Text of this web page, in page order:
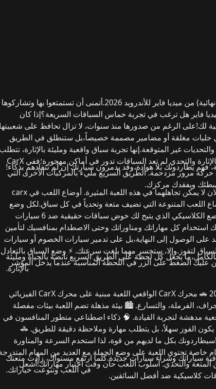
من ميديا فاير للأندرويد 2026.
أتمنى أن تستمتعوا بها وتشاركوها
هل ترغب في تجربة حماس السباقات السريعة؟إذا كان
لك!على الرغم من صدورها منذ سنوات، لا تزال تحافظ على شعبيتها
حلبات مغلقة أو مضامير مصممة خصيصاً،بل ستنطلق في الطريق
غير المتوقعة.إنها تجربة سباق واقعية ومليئة بالإثارة، تتطلب
والتحدي لم تعد السباقات تدور في أماكن مهجورة؛ففي CarX
مرور مزدحمة.الطريق السريع مليء بالمركبات الأخرى التي
ويفقدك مركزك.
يطاردونك بلا هوادة،وقد يدمرون سيارتك إن لم تتفادهم بذكاء!
لا يمكن تجاهلهما في هذه اللعبة المثيرة.
أوضاع اللعب في carx
اللعب المتنوعة التي تضيف متعة وتحدياً في كل سباق.لكل وضع
الوضع الكلاسيكي الذي يتيح لك خوض سباقات حقيقية ضد 6 سيارات
استخدام كل مهاراتك ومناوراتك وحتى الاصطدام بمنافسيك لتأمين
على الوصول إلى النهاية،بل على تدمير سيارات الخصوم أو سيارات
لتفوز.وإلا، ستخسر مهما بلغت سرعتك. ⚡ وضع السباق بالتعادل
عليك الضغط على الزر في اللحظة المناسبة عندما يدخل المؤشر
،ما يجعل كل لحظة على الطريق السريع نابضة بالحياة ومليئة
بالإثارة.
🚗 محرك CarX الواقعي اللعبة مبنية على
محرك CarX الفيزيائي
الفرملة، والتسارع. 🏙️ بيئة مذهلة تضم اللعبة بيئات مفصلة
مدهشة لتجربة القيادة. 🧠 ذكاء اصطناعي متطور المنافسون في
الفوز سهلاً، بل يتطلب مهارة وملاحظة دقيقة للطريق. 🚓
سيطاردونك بكل ما لديهم من قوة، لذا استخدم السرعة والمناورة
خاصة تحتوي اللعبة على وضع الحملةمع العديد من المهام
المتعة والتحدي.أسلوب اللعبحان وقت اختبار مهاراتك!أشعل
كلاسيكية ضد أفضل السائقين.
سياراتك وشراء سيارات جديدة.كلما ارتفع مستواك، زادت متعتك
في اللعب وتنوعت خياراتك.